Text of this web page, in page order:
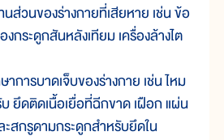
นส่วนของร่างกายที่เสียหาย เช่น ข้อ
กระดูกสันหลังเทียม เครื่องล้างไต
าการบาดเจ็บของร่างกาย เช่น ไหม
ยึดติดเนื้อเยื่อที่ฉีกขาด เฝือก แผ่น
ะสกรูดามกระดูกสำหรับยึดใน